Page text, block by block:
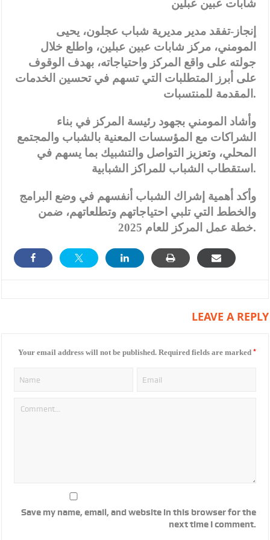
شابات عبين عبلين
إنجاز-تفقد مدير مديرية شباب عجلون، يحيى
المومني، مركز شابات عبين عبلين، واطلع خلال
جولته على واقع المركز واحتياجاته، بهدف الوقوف
على أبرز المتطلبات التي تسهم في تحسين الخدمات
المقدمة للمنتسبات.
وأشاد المومني بجهود رئيسة المركز في بناء
الشراكات مع المؤسسات المعنية بالشباب والمجتمع
المحلي، وتعزيز التواصل والتشبيك بما يسهم في
استقطاب الشباب للمراكز الشبابية.
وأكد أهمية إشراك الشباب أنفسهم في وضع البرامج
والخطط التي تلبي احتياجاتهم وتطلعاتهم، ضمن
خطة عمل المركز للعام 2025.
LEAVE A REPLY
Your email address will not be published. Required fields are marked *
Save my name, email, and website in this browser for the
next time I comment.